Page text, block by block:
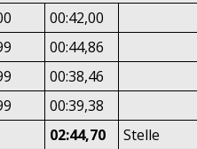
00:42,00
00:44,86
00:38,46
00:39,38
02:44,70
Stelle